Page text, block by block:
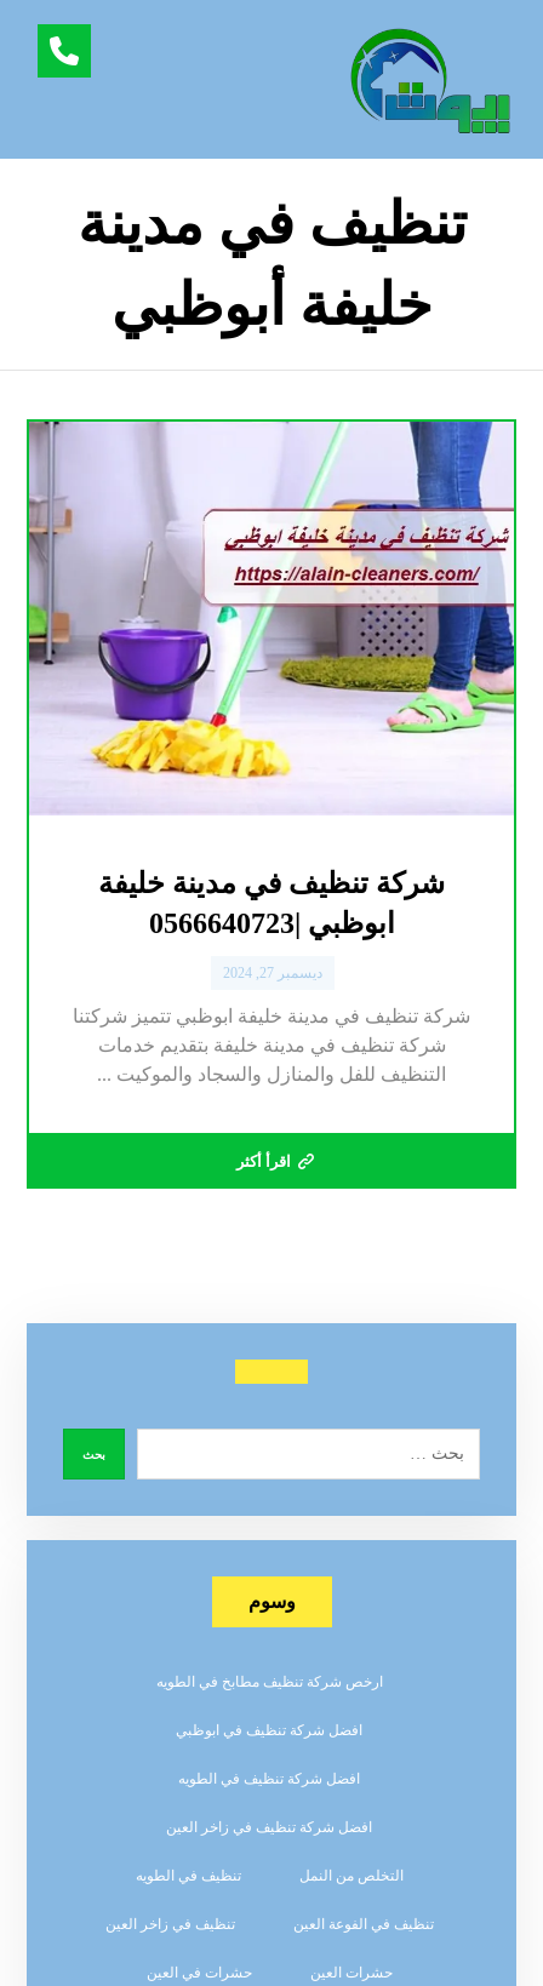
تنظيف في مدينة
خليفة أبوظبي
شركة تنظيف في مدينة خليفة
ابوظبي |0566640723
ديسمبر 27, 2024
شركة تنظيف في مدينة خليفة ابوظبي تتميز شركتنا
شركة تنظيف في مدينة خليفة بتقديم خدمات
التنظيف للفل والمنازل والسجاد والموكيت ...
اقرأ أكثر
وسوم
ارخص شركة تنظيف مطابخ في الطويه
افضل شركة تنظيف في ابوظبي
افضل شركة تنظيف في الطويه
افضل شركة تنظيف في زاخر العين
التخلص من النمل تنظيف في الطويه
تنظيف في الفوعة العين تنظيف في زاخر العين
حشرات العين حشرات في العين